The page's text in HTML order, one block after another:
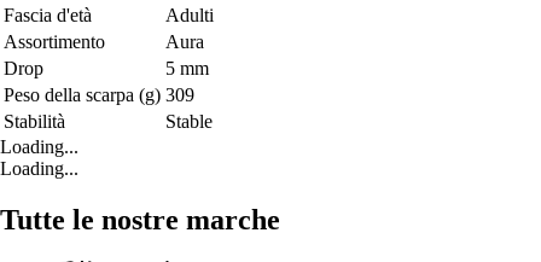
Fascia d'età
Adulti
Assortimento
Aura
Drop
5 mm
Peso della scarpa (g) 309
Stabilità
Stable
Loading...
Loading...
Tutte le nostre marche